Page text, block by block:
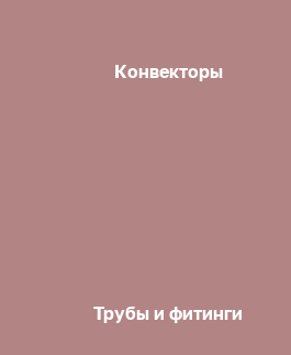
Конвекторы
Трубы и фитинги